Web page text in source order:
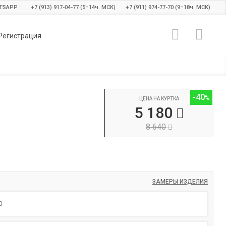
: +7 (913) 917-04-77 (5–14ч. МСК) +7 (911) 974-77-70 (9–18ч. МСК)
-40
ЦЕНА НА КУРТКА
5 180
8 640
ЗАМЕРЫ ИЗДЕЛИЯ